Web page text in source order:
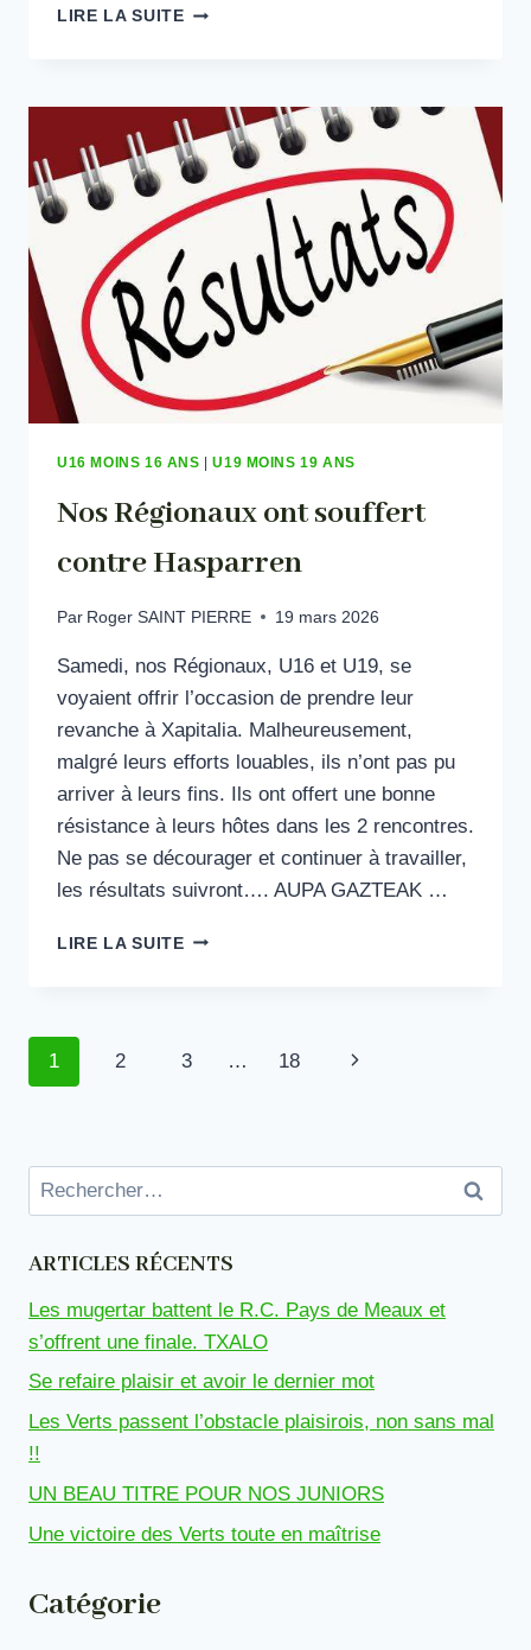
LIRE LA SUITETOUTES
LICE
CE
WEEK-
END
U16 MOINS 16 ANS |U19 MOINS 19 ANS
Nos Régionaux ont souffert
contre Hasparren
Par Roger SAINT PIERRE 19 mars 2026
Samedi, nos Régionaux, U16 et U19, se
voyaient offrir l’occasion de prendre leur
revanche à Xapitalia. Malheureusement,
malgré leurs efforts louables, ils n’ont pas pu
arriver à leurs fins. Ils ont offert une bonne
résistance à leurs hôtes dans les 2 rencontres.
Ne pas se décourager et continuer à travailler,
les résultats suivront…. AUPA GAZTEAK …
LIRE LA SUITENOS
HASPARREN
Navigation
page
1 2 3 … 18
Page
Rechercher :
ARTICLES RÉCENTS
Les mugertar battent le R.C. Pays de Meaux et
s’offrent une finale. TXALO
Se refaire plaisir et avoir le dernier mot
Les Verts passent l’obstacle plaisirois, non sans mal
!!
UN BEAU TITRE POUR NOS JUNIORS
Une victoire des Verts toute en maîtrise
Catégorie